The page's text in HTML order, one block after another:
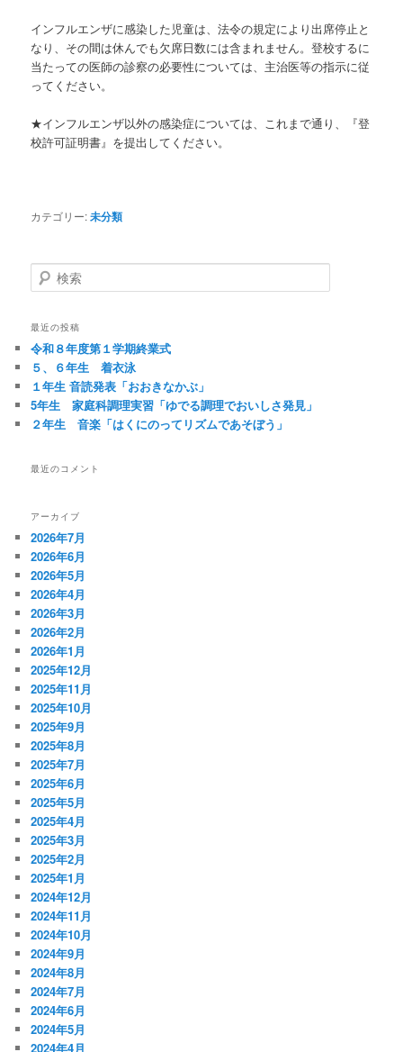
インフルエンザに感染した児童は、法令の規定により出席停止と
なり、その間は休んでも欠席日数には含まれません。登校するに
当たっての医師の診察の必要性については、主治医等の指示に従
ってください。
★インフルエンザ以外の感染症については、これまで通り、『登
校許可証明書』を提出してください。
カテゴリー:未分類
検
索
最近の投稿
令和８年度第１学期終業式
５、６年生 着衣泳
１年生 音読発表「おおきなかぶ」
5年生 家庭科調理実習「ゆでる調理でおいしさ発見」
２年生 音楽「はくにのってリズムであそぼう」
最近のコメント
アーカイブ
2026年7月
2026年6月
2026年5月
2026年4月
2026年3月
2026年2月
2026年1月
2025年12月
2025年11月
2025年10月
2025年9月
2025年8月
2025年7月
2025年6月
2025年5月
2025年4月
2025年3月
2025年2月
2025年1月
2024年12月
2024年11月
2024年10月
2024年9月
2024年8月
2024年7月
2024年6月
2024年5月
2024年4月